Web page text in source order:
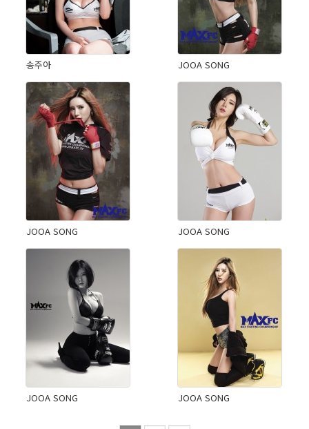
송주아 JOOA SONG
JOOA SONG JOOA SONG
JOOA SONG JOOA SONG